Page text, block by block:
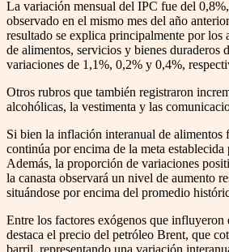
La variación mensual del IPC fue del
observado en el mismo mes del año
resultado se explica principalmente por los
de alimentos, servicios y bienes duraderos
variaciones de 1,1%, 0,2% y 0,4%,
Otros rubros que también registraron
alcohólicas, la vestimenta y las
Si bien la inflación interanual de alimentos
continúa por encima de la meta establecida
Además, la proporción de variaciones
la canasta observará un nivel de aumento
situándose por encima del promedio
Entre los factores exógenos que influyeron
destaca el precio del petróleo Brent, que
barril, representando una variación